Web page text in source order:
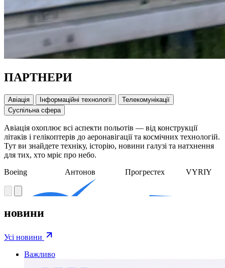
ПАРТНЕРИ
Авіація Інформаційні технології
Телекомунікації
Суспільна сфера
Авіація охоплює всі аспекти польотів — від конструкції
літаків і гелікоптерів до аеронавігації та космічних технологій.
Тут ви знайдете техніку, історію, новини галузі та натхнення
для тих, хто мріє про небо.
Boeing
Антонов Прогрестех VYRIY
новини
Усі новини
Важливо